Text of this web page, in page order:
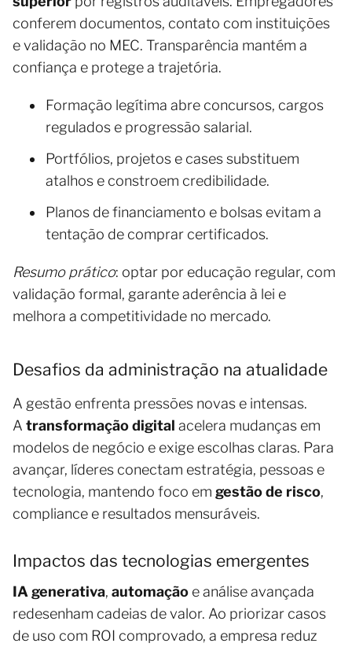
conferem documentos, contato com instituições
e validação no MEC. Transparência mantém a
confiança e protege a trajetória.
Formação legítima abre concursos, cargos
regulados e progressão salarial.
Portfólios, projetos e cases substituem
atalhos e constroem credibilidade.
Planos de financiamento e bolsas evitam a
tentação de comprar certificados.
Resumo prático: optar por educação regular, com
validação formal, garante aderência à lei e
melhora a competitividade no mercado.
Desafios da administração na atualidade
A gestão enfrenta pressões novas e intensas.
A transformação digital acelera mudanças em
modelos de negócio e exige escolhas claras. Para
avançar, líderes conectam estratégia, pessoas e
tecnologia, mantendo foco em gestão de risco,
compliance e resultados mensuráveis.
Impactos das tecnologias emergentes
IA generativa, automação e análise avançada
redesenham cadeias de valor. Ao priorizar casos
de uso com ROI comprovado, a empresa reduz